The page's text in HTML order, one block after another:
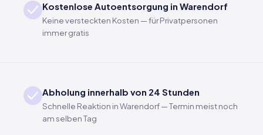
Kostenlose Autoentsorgung in Warendorf
Keine versteckten Kosten — für Privatpersonen
immer gratis
Abholung innerhalb von 24 Stunden
Schnelle Reaktion in Warendorf — Termin meist noch
am selben Tag